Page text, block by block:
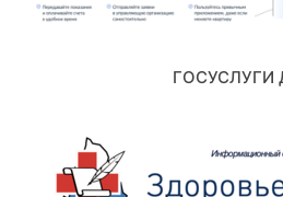
ГОСУСЛУГИ